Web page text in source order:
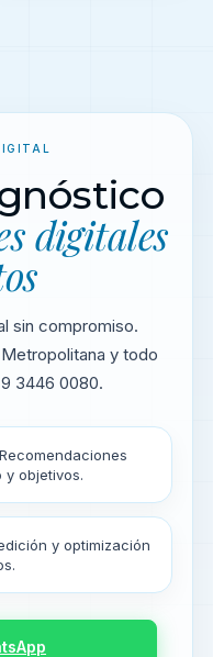
digitales
sin compromiso.
y todo
3446 0080.
Recomendaciones
objetivos.
y optimización